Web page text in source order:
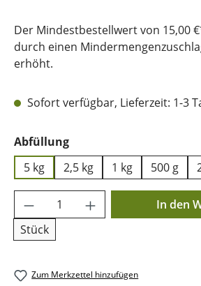
Der Mindestbestellwert von 15,00
durch einen
erhöht.
Sofort verfügbar, Lieferzeit: 1-3
Abfüllungauswählen
5 kg
2,5 kg 1 kg 500 g
Produkt Anzahl: Gib
Stück
In den
Zum Merkzettel hinzufügen